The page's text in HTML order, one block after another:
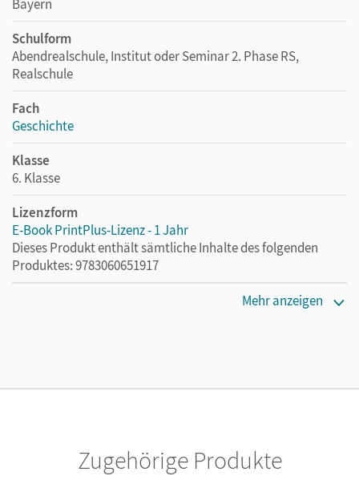
Bayern
Schulform
Abendrealschule, Institut oder Seminar 2. Phase RS,
Realschule
Fach
Geschichte
Klasse
6. Klasse
Lizenzform
E-Book PrintPlus-Lizenz - 1 Jahr
Dieses Produkt enthält sämtliche Inhalte des folgenden
Produktes: 9783060651917
ein Jahr lang ergänzend zum Print-Titel nutzen möchten.
Cornelsen Verlag
Mehr anzeigen
Zugehörige Produkte